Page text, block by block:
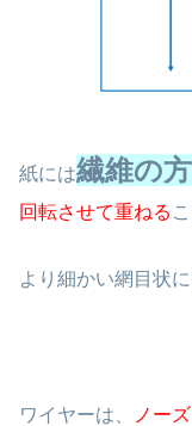
紙には繊維の
回転させて重ねる
より細かい網目状
ワイヤーは、 ノー